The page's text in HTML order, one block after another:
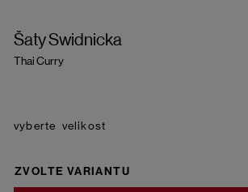
Šaty Swidnicka
Thai Curry
velikost
ZVOLTE VARIANTU